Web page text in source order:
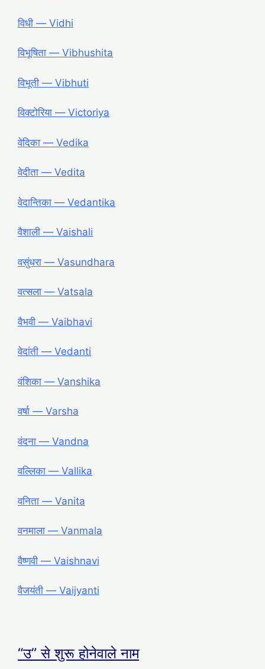
विधी ― Vidhi
विभूषिता ― Vibhushita
विभूती ― Vibhuti
विक्टोरिया ― Victoriya
वेदिका ― Vedika
वेदीता ― Vedita
वेदान्तिका ― Vedantika
वैशाली ― Vaishali
वसुंधरा ― Vasundhara
वत्सला ― Vatsala
वैभवी ― Vaibhavi
वेदांती ― Vedanti
वंशिका ― Vanshika
वर्षा ― Varsha
वंदना ― Vandna
वल्लिका ― Vallika
वनिता ― Vanita
वनमाला ― Vanmala
वैष्णवी ― Vaishnavi
वैजयंती ― Vaijyanti
“उ” से शुरू होनेवाले नाम